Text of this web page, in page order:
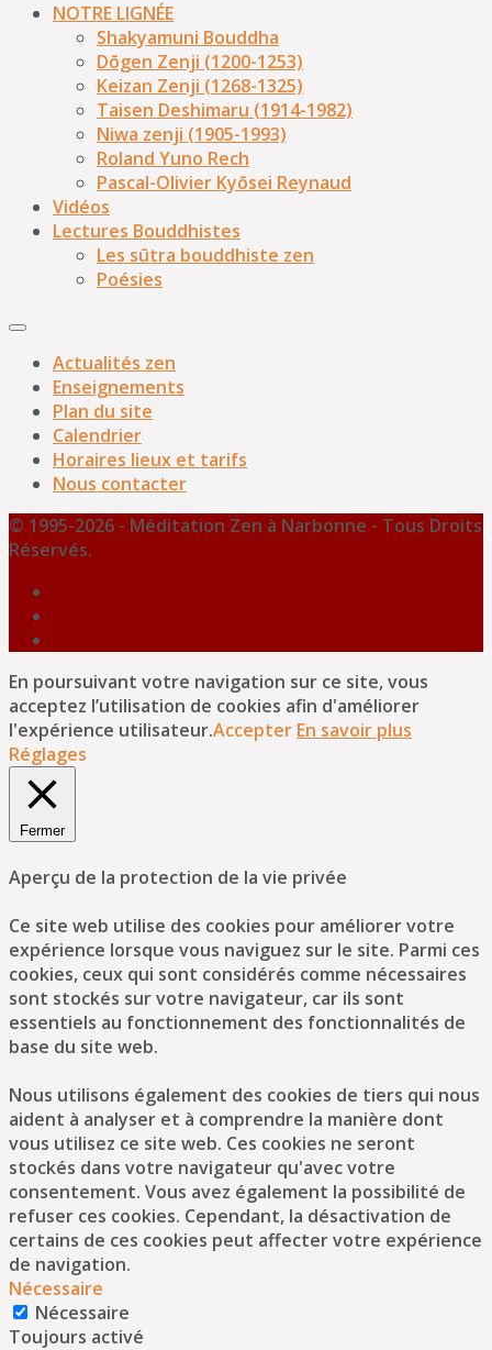
NOTRE LIGNÉE
Shakyamuni Bouddha
Dōgen Zenji (1200-1253)
Keizan Zenji (1268-1325)
Taisen Deshimaru (1914-1982)
Niwa zenji (1905-1993)
Roland Yuno Rech
Pascal-Olivier Kyōsei Reynaud
Vidéos
Lectures Bouddhistes
Les sūtra bouddhiste zen
Poésies
Actualités zen
Enseignements
Plan du site
Calendrier
Horaires lieux et tarifs
Nous contacter
© 1995-2026 - Méditation Zen à Narbonne - Tous Droits
Réservés.
En poursuivant votre navigation sur ce site, vous
acceptez l’utilisation de cookies afin d'améliorer
l'expérience utilisateur.Accepter En savoir plus
Réglages
Fermer
Aperçu de la protection de la vie privée
Ce site web utilise des cookies pour améliorer votre
expérience lorsque vous naviguez sur le site. Parmi ces
cookies, ceux qui sont considérés comme nécessaires
sont stockés sur votre navigateur, car ils sont
essentiels au fonctionnement des fonctionnalités de
base du site web.
Nous utilisons également des cookies de tiers qui nous
aident à analyser et à comprendre la manière dont
vous utilisez ce site web. Ces cookies ne seront
stockés dans votre navigateur qu'avec votre
consentement. Vous avez également la possibilité de
refuser ces cookies. Cependant, la désactivation de
certains de ces cookies peut affecter votre expérience
de navigation.
Nécessaire
Nécessaire
Toujours activé